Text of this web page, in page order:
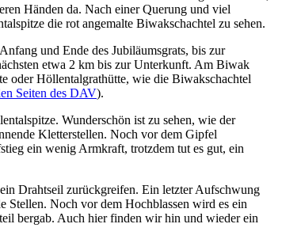
Händen da. Nach einer Querung und viel
die rot angemalte Biwakschachtel zu sehen.
und Ende des Jubiläumsgrats, bis zur
etwa 2 km bis zur Unterkunft. Am Biwak
oder Höllentalgrathütte, wie die Biwakschachtel
Seiten des DAV).
Wunderschön ist zu sehen, wie der
Kletterstellen. Noch vor dem Gipfel
ein wenig Armkraft, trotzdem tut es gut, ein
Drahtseil zurückgreifen. Ein letzter Aufschwung
Stellen. Noch vor dem Hochblassen wird es ein
bergab. Auch hier finden wir hin und wieder ein